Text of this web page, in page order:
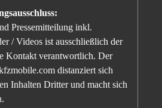
Pressemitteilung inkl.
/ Videos ist ausschließlich der
Kontakt verantwortlich. Der
distanziert sich
Inhalten Dritter und macht sich